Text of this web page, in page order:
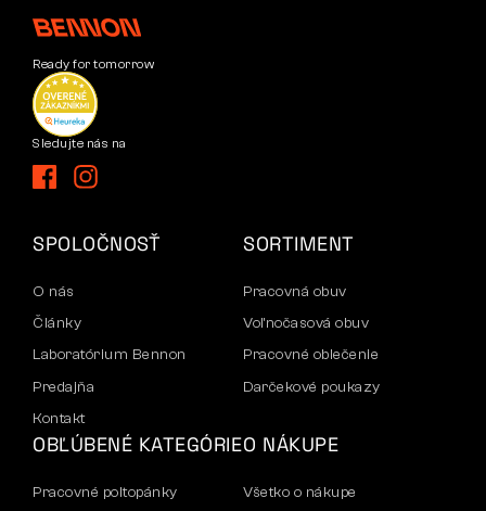
Ready for tomorrow
Sledujte nás na
SPOLOČNOSŤ
O nás
Články
Laboratórium Bennon
Predajňa
Kontakt
SORTIMENT
Pracovná obuv
Voľnočasová obuv
Pracovné oblečenie
Darčekové poukazy
OBĽÚBENÉ KATEGÓRIE
Pracovné poltopánky
O NÁKUPE
Všetko o nákupe